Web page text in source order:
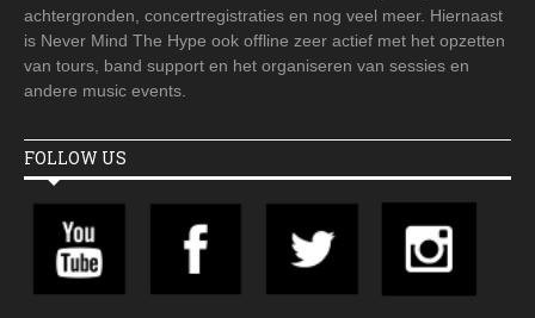
achtergronden, concertregistraties en nog veel meer. Hiernaast
is Never Mind The Hype ook offline zeer actief met het opzetten
van tours, band support en het organiseren van sessies en
andere music events.
FOLLOW US